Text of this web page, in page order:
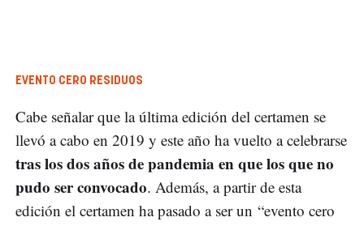
EVENTO CERO RESIDUOS
Cabe señalar que la última edición del certamen se
llevó a cabo en 2019 y este año ha vuelto a celebrarse
tras los dos años de pandemia en que los que no
pudo ser convocado. Además, a partir de esta
edición el certamen ha pasado a ser un “evento cero